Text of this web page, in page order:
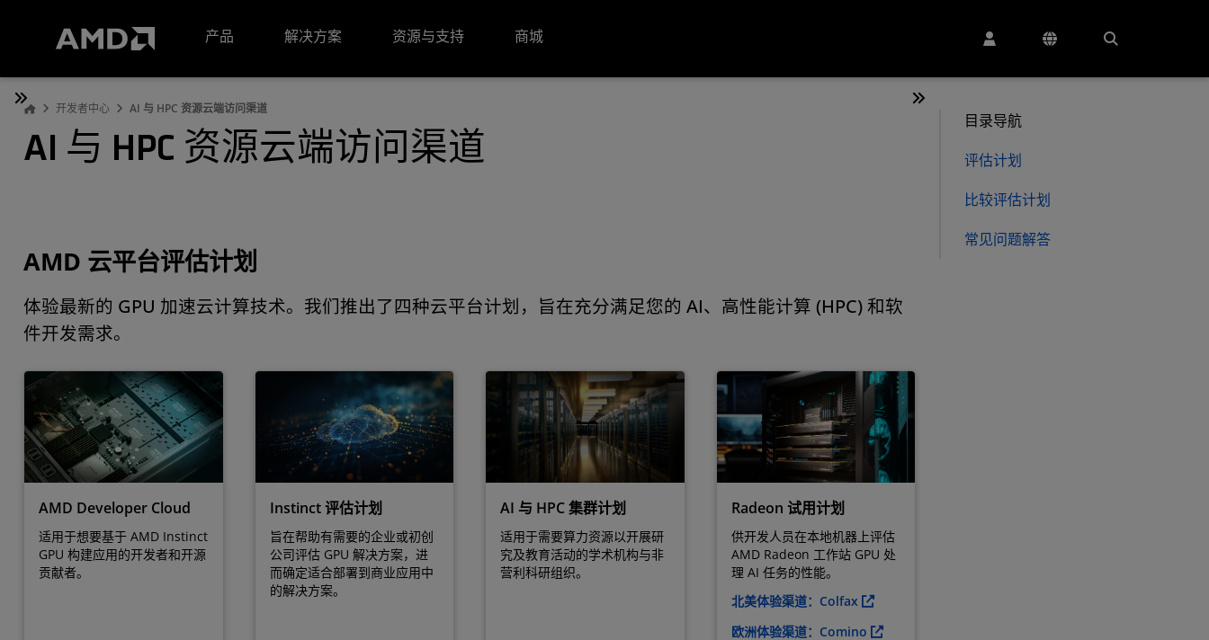
产品
解决方案 资源与支持 商城
开发者中心 AI 与 HPC 资源云端访问渠道
AI 与 HPC 资源云端访问渠道
AMD 云平台评估计划
体验最新的 GPU 加速云计算技术。我们推出了四种云平台计划，旨在充分满足您的 AI、高性能计算 (HPC) 和软
件开发需求。
AMD Developer Cloud
适用于想要基于 AMD Instinct
GPU 构建应用的开发者和开源
贡献者。
Instinct 评估计划
旨在帮助有需要的企业或初创
公司评估 GPU 解决方案，进
而确定适合部署到商业应用中
的解决方案。
AI 与 HPC 集群计划
适用于需要算力资源以开展研
究及教育活动的学术机构与非
营利科研组织。
Radeon 试用计划
供开发人员在本地机器上评估
AMD Radeon 工作站 GPU 处
理 AI 任务的性能。
北美体验渠道：Colfax
欧洲体验渠道：Comino
目录导航
评估计划
比较评估计划
常见问题解答